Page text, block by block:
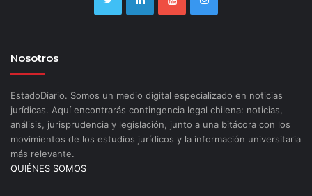
Nosotros
EstadoDiario. Somos un medio digital especializado en noticias
jurídicas. Aquí encontrarás contingencia legal chilena: noticias,
análisis, jurisprudencia y legislación, junto a una bitácora con los
movimientos de los estudios jurídicos y la información universitaria
más relevante.
QUIÉNES SOMOS